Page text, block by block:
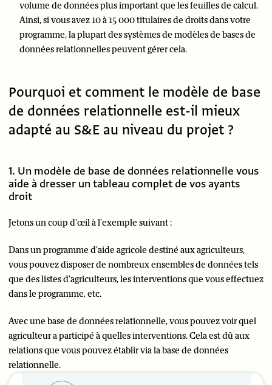
volume de données plus important que les feuilles de calcul.
Ainsi, si vous avez 10 à 15 000 titulaires de droits dans votre
programme, la plupart des systèmes de modèles de bases de
données relationnelles peuvent gérer cela.
Pourquoi et comment le modèle de base
de données relationnelle est-il mieux
adapté au S&E au niveau du projet ?
1. Un modèle de base de données relationnelle vous
aide à dresser un tableau complet de vos ayants
droit
Jetons un coup d'œil à l'exemple suivant :
Dans un programme d'aide agricole destiné aux agriculteurs,
vous pouvez disposer de nombreux ensembles de données tels
que des listes d'agriculteurs, les interventions que vous effectuez
dans le programme, etc.
Avec une base de données relationnelle, vous pouvez voir quel
agriculteur a participé à quelles interventions. Cela est dû aux
relations que vous pouvez établir via la base de données
relationnelle.